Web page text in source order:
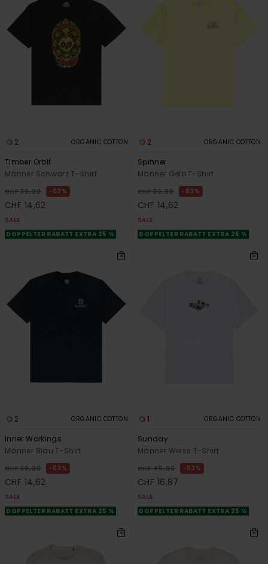
2 ORGANIC COTTON
Timber Orbit
Männer Schwarz T-Shirt
CHF 39,00 63%
CHF 14,62
SALE
DOPPELTER RABATT EXTRA 25 %
2 ORGANIC COTTON
Spinner
Männer Gelb T-Shirt
CHF 39,00 63%
CHF 14,62
SALE
DOPPELTER RABATT EXTRA 25 %
2 ORGANIC COTTON
Inner Workings
Männer Blau T-Shirt
CHF 39,00 63%
CHF 14,62
SALE
DOPPELTER RABATT EXTRA 25 %
1 ORGANIC COTTON
Sunday
Männer Weiss T-Shirt
CHF 45,00 63%
CHF 16,87
SALE
DOPPELTER RABATT EXTRA 25 %